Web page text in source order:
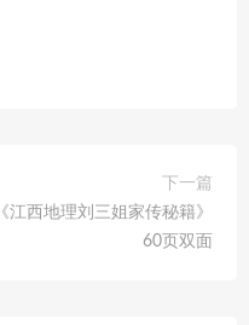
下一篇
《江西地理刘三姐家传秘籍》
60页双面